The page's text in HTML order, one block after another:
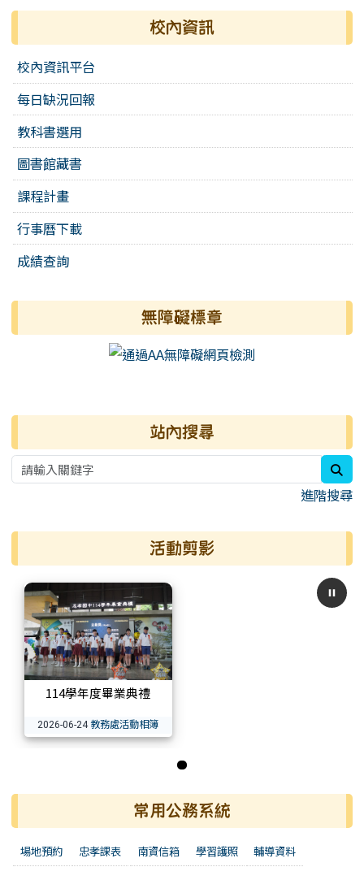
校內資訊
校內資訊平台
每日缺況回報
教科書選用
圖書館藏書
課程計畫
行事曆下載
成績查詢
無障礙標章
右邊區域內容 站內搜尋
進階搜尋
活動剪影
114學年度畢業典禮
2026-06-24 教務處活動相簿
常用公務系統
場地預約 忠孝課表 南資信箱 學習護照 輔導資料